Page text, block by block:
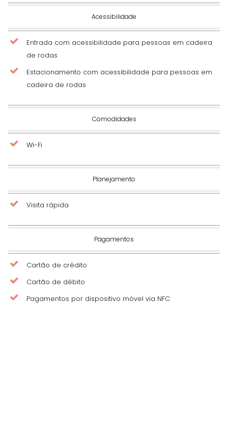
Acessibilidade
Entrada com acessibilidade para pessoas em cadeira
de rodas
Estacionamento com acessibilidade para pessoas em
cadeira de rodas
Comodidades
Wi-Fi
Planejamento
Visita rápida
Pagamentos
Cartão de crédito
Cartão de débito
Pagamentos por dispositivo móvel via NFC